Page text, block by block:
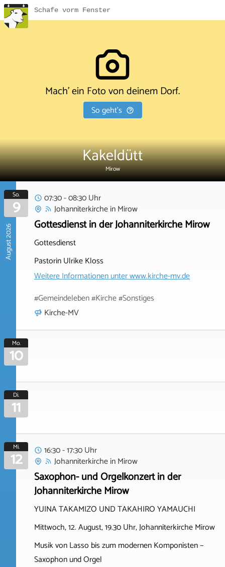
Schafe vorm Fenster
Mach' ein Foto von deinem Dorf.
So geht's
Kakeldütt
Mirow
August 2026
So.
9
07:30 - 08:30 Uhr
JohanniterkircheinMirow
Gottesdienst in der Johanniterkirche Mirow
Gottesdienst
Pastorin Ulrike Kloss
Weitere Informationen unterwww.kirche-mv.de
#Gemeindeleben #Kirche #Sonstiges
Kirche-MV
Mo.
10
Di.
11
Mi.
12
16:30 - 17:30 Uhr
JohanniterkircheinMirow
Saxophon- und Orgelkonzert in der
Johanniterkirche Mirow
YUINA TAKAMIZO UND TAKAHIRO YAMAUCHI
Mittwoch, 12. August, 19.30 Uhr, Johanniterkirche Mirow
Musik von Lasso bis zum modernen Komponisten −
Saxophon und Orgel